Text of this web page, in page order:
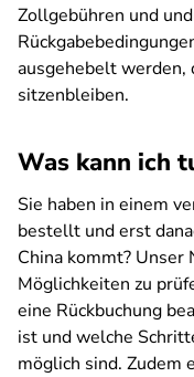
Zollgebühren und
ausgehebelt werden,
sitzenbleiben.
Was kann ich
Sie haben in einem
bestellt und erst
China kommt?
Möglichkeiten zu
eine Rückbuchung
ist und welche
möglich sind. Zudem